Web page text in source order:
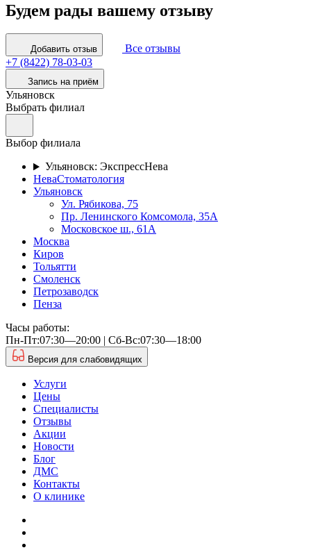
Будем рады вашему отзыву
Добавить отзыв
Все отзывы
+7 (8422) 78-03-03
Запись на приём
Ульяновск
Выбрать филиал
Выбор филиала
Ульяновск: ЭкспрессНева
НеваСтоматология
Ульяновск
Ул. Рябикова, 75
Пр. Ленинского Комсомола, 35А
Московское ш., 61А
Москва
Киров
Тольятти
Смоленск
Петрозаводск
Пенза
Часы работы:
Пн-Пт:07:30—20:00 | Cб-Вс:07:30—18:00
Версия для слабовидящих
Услуги
Цены
Специалисты
Отзывы
Акции
Новости
Блог
ДМС
Контакты
О клинике